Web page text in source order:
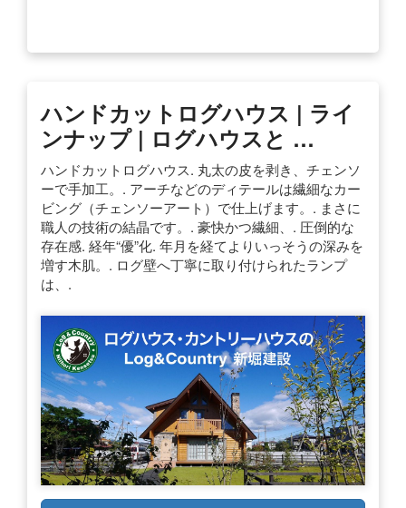
ハンドカットログハウス | ライ
ンナップ | ログハウスと …
ハンドカットログハウス. 丸太の皮を剥き、チェンソ
ーで手加工。. アーチなどのディテールは繊細なカー
ビング（チェンソーアート）で仕上げます。. まさに
職人の技術の結晶です。. 豪快かつ繊細、. 圧倒的な
存在感. 経年“優”化. 年月を経てよりいっそうの深みを
増す木肌。. ログ壁へ丁寧に取り付けられたランプ
は、.